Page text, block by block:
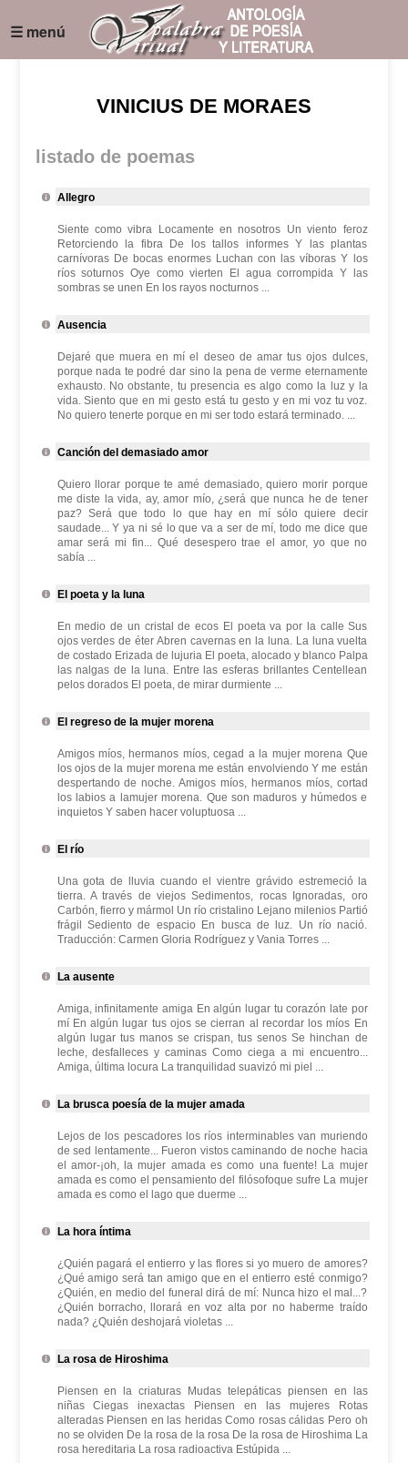
☰ menú
VINICIUS DE MORAES
listado de poemas
Allegro
Siente como vibra Locamente en nosotros Un viento feroz
Retorciendo la fibra De los tallos informes Y las plantas
carnívoras De bocas enormes Luchan con las víboras Y los
ríos soturnos Oye como vierten El agua corrompida Y las
sombras se unen En los rayos nocturnos ...
Ausencia
Dejaré que muera en mí el deseo de amar tus ojos dulces,
porque nada te podré dar sino la pena de verme eternamente
exhausto. No obstante, tu presencia es algo como la luz y la
vida. Siento que en mi gesto está tu gesto y en mi voz tu voz.
No quiero tenerte porque en mi ser todo estará terminado. ...
Canción del demasiado amor
Quiero llorar porque te amé demasiado, quiero morir porque
me diste la vida, ay, amor mío, ¿será que nunca he de tener
paz? Será que todo lo que hay en mí sólo quiere decir
saudade... Y ya ni sé lo que va a ser de mí, todo me dice que
amar será mi fin... Qué desespero trae el amor, yo que no
sabía ...
El poeta y la luna
En medio de un cristal de ecos El poeta va por la calle Sus
ojos verdes de éter Abren cavernas en la luna. La luna vuelta
de costado Erizada de lujuria El poeta, alocado y blanco Palpa
las nalgas de la luna. Entre las esferas brillantes Centellean
pelos dorados El poeta, de mirar durmiente ...
El regreso de la mujer morena
Amigos míos, hermanos míos, cegad a la mujer morena Que
los ojos de la mujer morena me están envolviendo Y me están
despertando de noche. Amigos míos, hermanos míos, cortad
los labios a lamujer morena. Que son maduros y húmedos e
inquietos Y saben hacer voluptuosa ...
El río
Una gota de lluvia cuando el vientre grávido estremeció la
tierra. A través de viejos Sedimentos, rocas Ignoradas, oro
Carbón, fierro y mármol Un río cristalino Lejano milenios Partió
frágil Sediento de espacio En busca de luz. Un río nació.
Traducción: Carmen Gloria Rodríguez y Vania Torres ...
La ausente
Amiga, infinitamente amiga En algún lugar tu corazón late por
mí En algún lugar tus ojos se cierran al recordar los míos En
algún lugar tus manos se crispan, tus senos Se hinchan de
leche, desfalleces y caminas Como ciega a mi encuentro...
Amiga, última locura La tranquilidad suavizó mi piel ...
La brusca poesía de la mujer amada
Lejos de los pescadores los ríos interminables van muriendo
de sed lentamente... Fueron vistos caminando de noche hacia
el amor-¡oh, la mujer amada es como una fuente! La mujer
amada es como el pensamiento del filósofoque sufre La mujer
amada es como el lago que duerme ...
La hora íntima
¿Quién pagará el entierro y las flores si yo muero de amores?
¿Qué amigo será tan amigo que en el entierro esté conmigo?
¿Quién, en medio del funeral dirá de mí: Nunca hizo el mal...?
¿Quién borracho, llorará en voz alta por no haberme traído
nada? ¿Quién deshojará violetas ...
La rosa de Hiroshima
Piensen en la criaturas Mudas telepáticas piensen en las
niñas Ciegas inexactas Piensen en las mujeres Rotas
alteradas Piensen en las heridas Como rosas cálidas Pero oh
no se olviden De la rosa de la rosa De la rosa de Hiroshima La
rosa hereditaria La rosa radioactiva Estúpida ...